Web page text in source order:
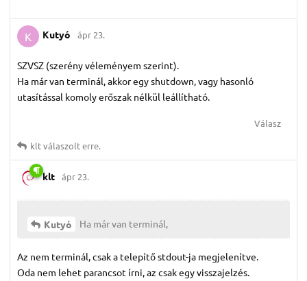
K Kutyó ápr 23.
SZVSZ (szerény véleményem szerint).
Ha már van terminál, akkor egy shutdown, vagy hasonló
utasítással komoly erőszak nélkül leállítható.
Válasz
kltválaszolt erre.
klt ápr 23.
Kutyó Ha már van terminál,
Az nem terminál, csak a telepítő stdout-ja megjelenítve.
Oda nem lehet parancsot írni, az csak egy visszajelzés.